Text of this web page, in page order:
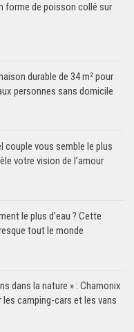
forme de poisson collé sur
durable de 34 m² pour
personnes sans domicile
couple vous semble le plus
votre vision de l’amour
le plus d’eau ? Cette
tout le monde
dans la nature » : Chamonix
camping-cars et les vans